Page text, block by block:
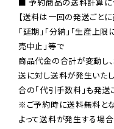
■ 予約商品の送料計算に
【送料は一回の発送ごとに
「延期」「分納」「生産上
売中止」等で
商品代金の合計が変動し
送に対し送料が発生いた
※ご予約時に送料無料と
よって送料が発生する場